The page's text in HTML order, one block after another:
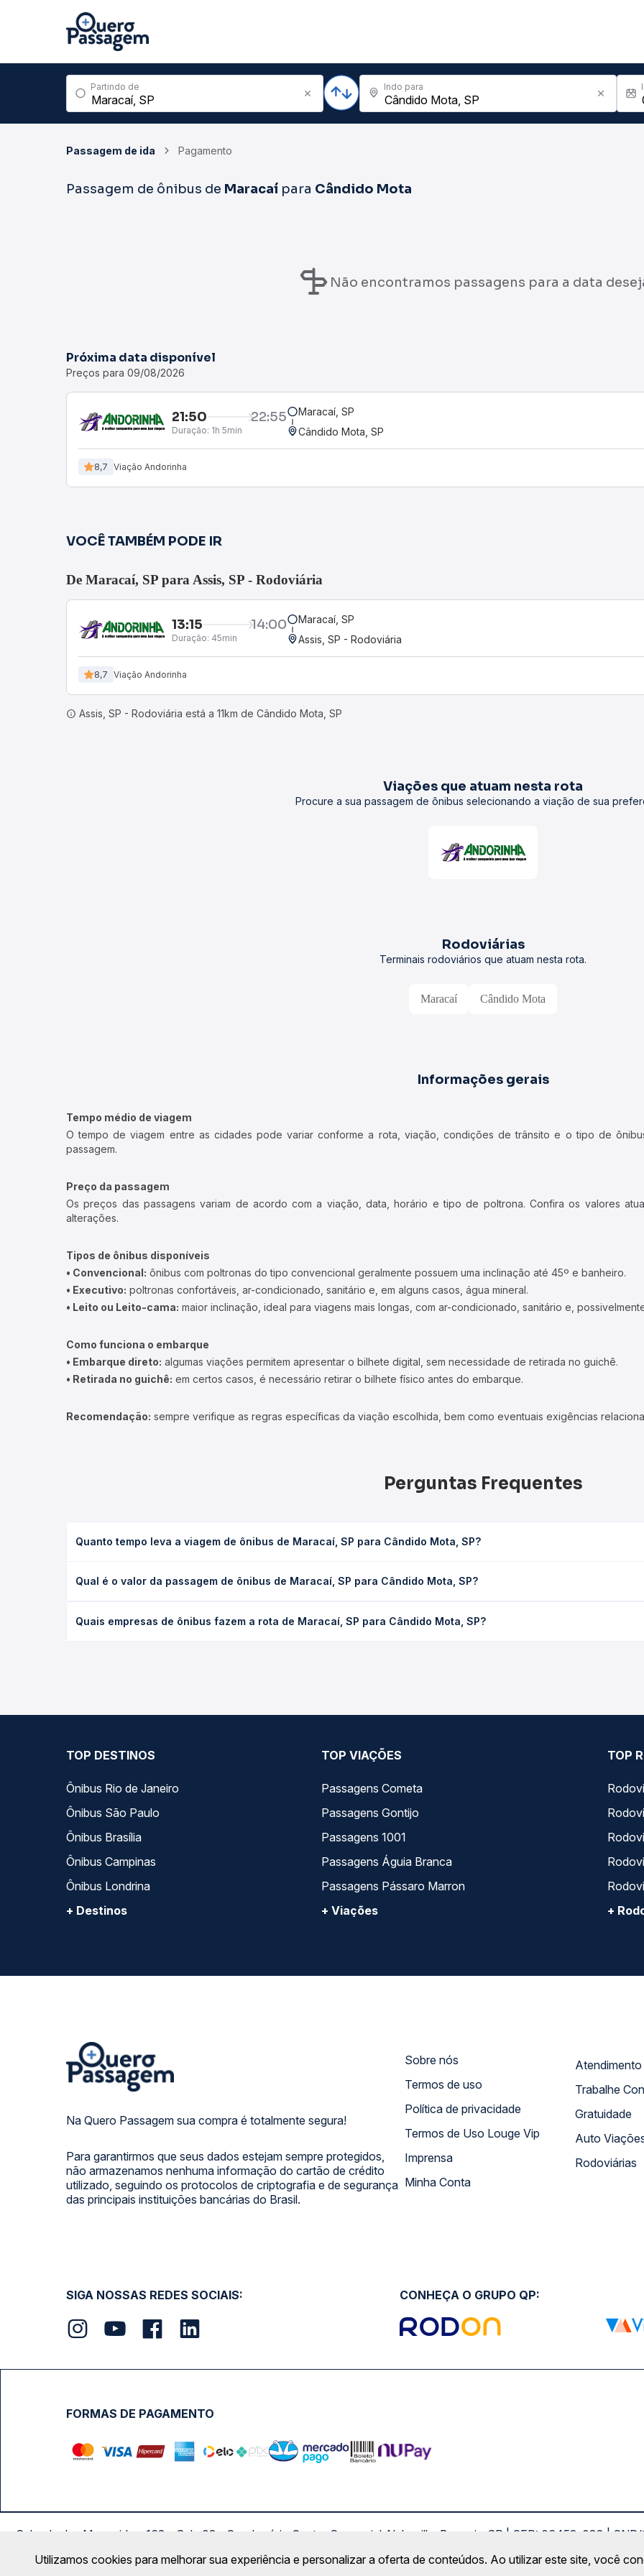
Partindo de Indo para
Passagem de ida Pagamento
Passagem de ônibus de Maracaí para Cândido Mota
Não encontramos passagens para a data
Próxima data disponível
Preços para 09/08/2026
21:50 22:55
Duração: 1h 5min
Maracaí, SP
Cândido Mota, SP
8,7 Viação Andorinha
VOCÊ TAMBÉM PODE IR
De Maracaí, SP para Assis, SP - Rodoviária
13:15 14:00
Duração: 45min
Maracaí, SP
Assis, SP - Rodoviária
8,7 Viação Andorinha
Assis, SP - Rodoviária está a 11km de Cândido Mota, SP
Viações que atuam nesta rota
Procure a sua passagem de ônibus selecionando a viação de sua
Rodoviárias
Terminais rodoviários que atuam nesta rota.
Maracaí Cândido Mota
Informações gerais
Tempo médio de viagem
O tempo de viagem entre as cidades pode variar conforme a rota, viação, condições de trânsito e o tipo de
passagem.
Preço da passagem
Os preços das passagens variam de acordo com a viação, data, horário e tipo de poltrona. Confira os valores
alterações.
Tipos de ônibus disponíveis
• Convencional: ônibus com poltronas do tipo convencional geralmente possuem uma inclinação até 45º e banheiro.
• Executivo: poltronas confortáveis, ar-condicionado, sanitário e, em alguns casos, água mineral.
• Leito ou Leito-cama: maior inclinação, ideal para viagens mais longas, com ar-condicionado, sanitário e,
Como funciona o embarque
• Embarque direto: algumas viações permitem apresentar o bilhete digital, sem necessidade de retirada no guichê.
• Retirada no guichê: em certos casos, é necessário retirar o bilhete físico antes do embarque.
Recomendação: sempre verifique as regras específicas da viação escolhida, bem como eventuais exigências
Perguntas Frequentes
Quanto tempo leva a viagem de ônibus de Maracaí, SP para Cândido Mota, SP?
e as condições de tráfego. Na Quero Passagem você consulta os horários disponíveis e vê a duração exata de cada
Qual é o valor da passagem de ônibus de Maracaí, SP para Cândido Mota, SP?
antecedência da compra. Na Quero Passagem você compara os preços de todas as viações em tempo real e garante
Quais empresas de ônibus fazem a rota de Maracaí, SP para Cândido Mota, SP?
TOP DESTINOS
Ônibus Rio de Janeiro
Ônibus São Paulo
Ônibus Brasília
Ônibus Campinas
Ônibus Londrina
+ Destinos
TOP VIAÇÕES
Passagens Cometa
Passagens Gontijo
Passagens 1001
Passagens Águia Branca
Passagens Pássaro Marron
+ Viações
TOP
+
Na Quero Passagem sua compra é totalmente segura!
Para garantirmos que seus dados estejam sempre protegidos,
não armazenamos nenhuma informação do cartão de crédito
utilizado, seguindo os protocolos de criptografia e de segurança
das principais instituições bancárias do Brasil.
Sobre nós
Termos de uso
Política de privacidade
Termos de Uso Louge Vip
Imprensa
Minha Conta
Trabalhe
Gratuidade
Auto
Rodoviárias
SIGA NOSSAS REDES SOCIAIS: CONHEÇA O GRUPO QP:
FORMAS DE PAGAMENTO
Calçada das Margaridas, 163 - Sala 02 - Condomínio Centro Comercial Alphaville, Barueri - SP | CEP: 06453-038 |
Copyright 2026 © QueroPassagem.com.br
Utilizamos cookies para melhorar sua experiência e personalizar a oferta de conteúdos. Ao utilizar este site, você